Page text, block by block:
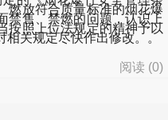
燃放符合质量标准的烟花爆
禁售、禁燃的问题，认识上
按照上位法规定的精神予以
相关规定尽快作出修改。。
阅读 (0)